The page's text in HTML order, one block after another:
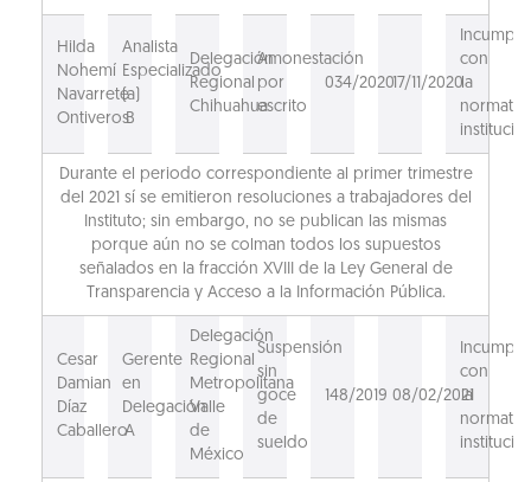
Hilda
Nohemí
Navarrete
Ontiveros
Analista
Especializado
(a)
B
Delegación
Regional
Chihuahua
Amonestación
por
escrito
034/202017/11/2020
con
la
Durante el periodo correspondiente al primer trimestre
del 2021 sí se emitieron resoluciones a trabajadores del
Instituto; sin embargo, no se publican las mismas
porque aún no se colman todos los supuestos
señalados en la fracción XVIII de la Ley General de
Transparencia y Acceso a la Información Pública.
Cesar
Damian
Díaz
Caballero
Gerente
en
Delegación
A
Delegación
Regional
Metropolitana
Valle
de
México
Suspensión
sin
goce
de
sueldo
148/2019 08/02/2021
con
la